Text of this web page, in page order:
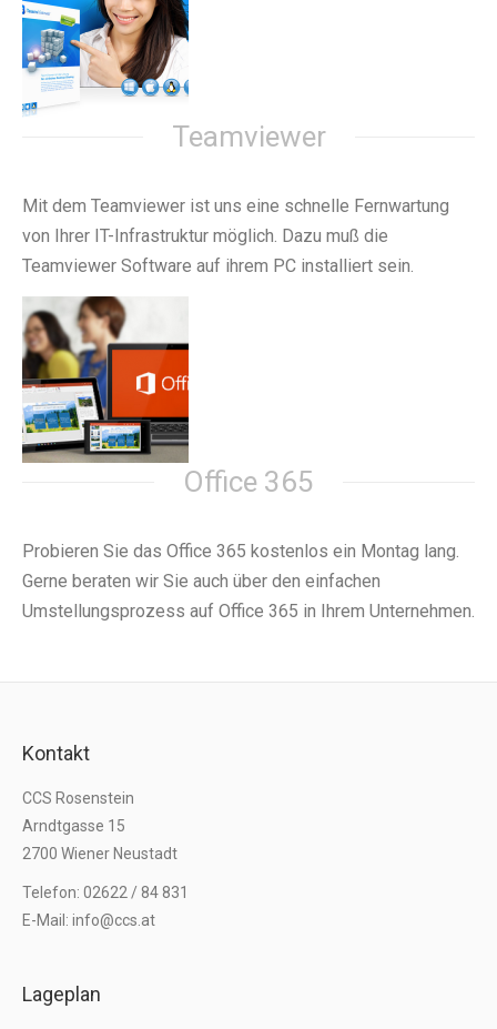
Teamviewer
Mit dem Teamviewer ist uns eine schnelle Fernwartung
von Ihrer IT-Infrastruktur möglich. Dazu muß die
Teamviewer Software auf ihrem PC installiert sein.
Office 365
Probieren Sie das Office 365 kostenlos ein Montag lang.
Gerne beraten wir Sie auch über den einfachen
Umstellungsprozess auf Office 365 in Ihrem Unternehmen.
Kontakt
CCS Rosenstein
Arndtgasse 15
2700 Wiener Neustadt
Telefon: 02622 / 84 831
E-Mail: info@ccs.at
Lageplan